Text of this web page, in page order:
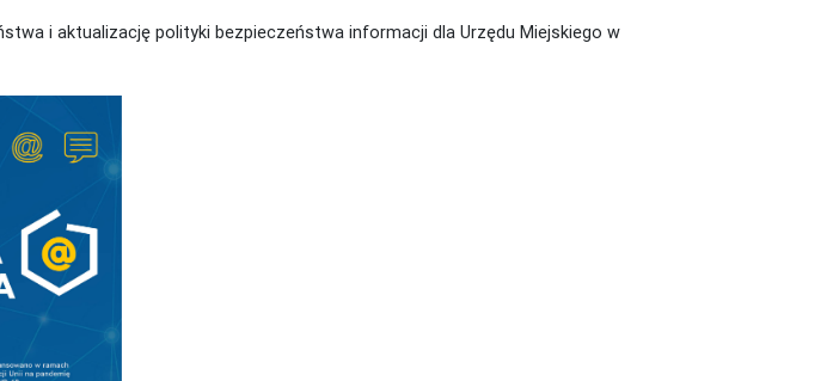
i aktualizację polityki bezpieczeństwa informacji dla Urzędu Miejskiego w